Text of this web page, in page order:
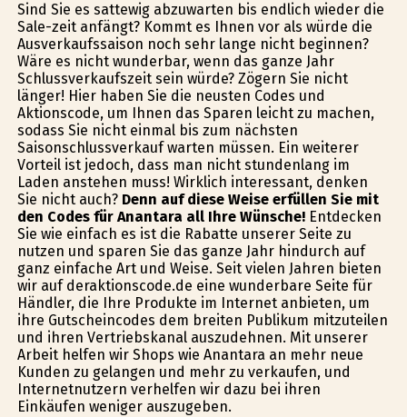
Sind Sie es sattewig abzuwarten bis endlich wieder die
Sale-zeit anfängt? Kommt es Ihnen vor als würde die
Ausverkaufssaison noch sehr lange nicht beginnen?
Wäre es nicht wunderbar, wenn das ganze Jahr
Schlussverkaufszeit sein würde? Zögern Sie nicht
länger! Hier haben Sie die neusten Codes und
Aktionscode, um Ihnen das Sparen leicht zu machen,
sodass Sie nicht einmal bis zum nächsten
Saisonschlussverkauf warten müssen. Ein weiterer
Vorteil ist jedoch, dass man nicht stundenlang im
Laden anstehen muss! Wirklich interessant, denken
Sie nicht auch? Denn auf diese Weise erfüllen Sie mit
den Codes für Anantara all Ihre Wünsche!Entdecken
Sie wie einfach es ist die Rabatte unserer Seite zu
nutzen und sparen Sie das ganze Jahr hindurch auf
ganz einfache Art und Weise. Seit vielen Jahren bieten
wir auf deraktionscode.de eine wunderbare Seite für
Händler, die Ihre Produkte im Internet anbieten, um
ihre Gutscheincodes dem breiten Publikum mitzuteilen
und ihren Vertriebskanal auszudehnen. Mit unserer
Arbeit helfen wir Shops wie Anantara an mehr neue
Kunden zu gelangen und mehr zu verkaufen, und
Internetnutzern verhelfen wir dazu bei ihren
Einkäufen weniger auszugeben.